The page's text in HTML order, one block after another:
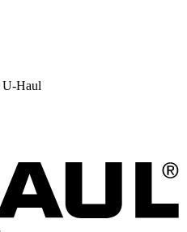
U-Haul